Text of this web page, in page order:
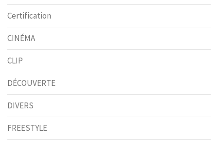
Certification
CINÉMA
CLIP
DÉCOUVERTE
DIVERS
FREESTYLE